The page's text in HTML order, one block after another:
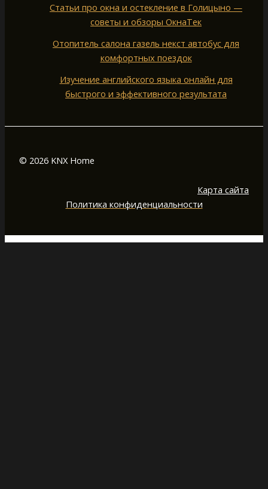
Статьи про окна и остекление в Голицыно —
советы и обзоры ОкнаТек
Отопитель салона газель некст автобус для
комфортных поездок
Изучение английского языка онлайн для
быстрого и эффективного результата
© 2026 KNX Home
Карта сайта
Политика конфиденциальности